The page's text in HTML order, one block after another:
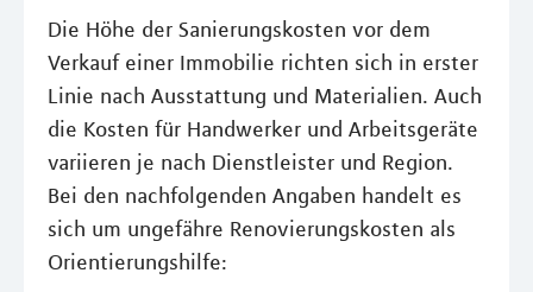
Die Höhe der Sanierungskosten vor dem
Verkauf einer Immobilie richten sich in erster
Linie nach Ausstattung und Materialien. Auch
die Kosten für Handwerker und Arbeitsgeräte
variieren je nach Dienstleister und Region.
Bei den nachfolgenden Angaben handelt es
sich um ungefähre Renovierungskosten als
Orientierungshilfe: